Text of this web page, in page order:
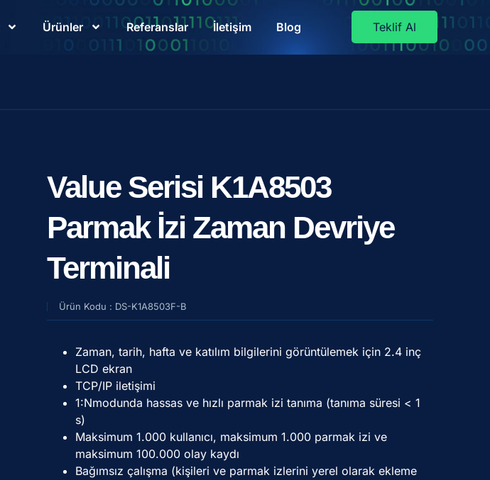
Ürünler Referanslar İletişim Blog Teklif Al
Value Serisi K1A8503
Parmak İzi Zaman Devriye
Terminali
Ürün Kodu : DS-K1A8503F-B
Zaman, tarih, hafta ve katılım bilgilerini görüntülemek için 2.4 inç
LCD ekran
TCP/IP iletişimi
1:Nmodunda hassas ve hızlı parmak izi tanıma (tanıma süresi < 1
s)
Maksimum 1.000 kullanıcı, maksimum 1.000 parmak izi ve
maksimum 100.000 olay kaydı
Bağımsız çalışma (kişileri ve parmak izlerini yerel olarak ekleme